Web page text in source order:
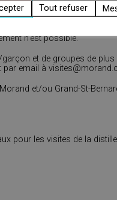
de rejoindre le groupe en
des participants, le guide se
n’est possible.
garçon et de groupes de
email à
et/ou Grand-St-
pour les visites de la
Tout refuser